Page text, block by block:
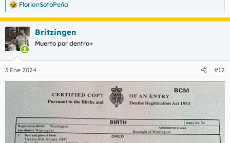
R
e
a
c
c
i
e
s
FlorianSotoPeña
Britzingen
Muerto por dentro+
3 Ene 2024 #12